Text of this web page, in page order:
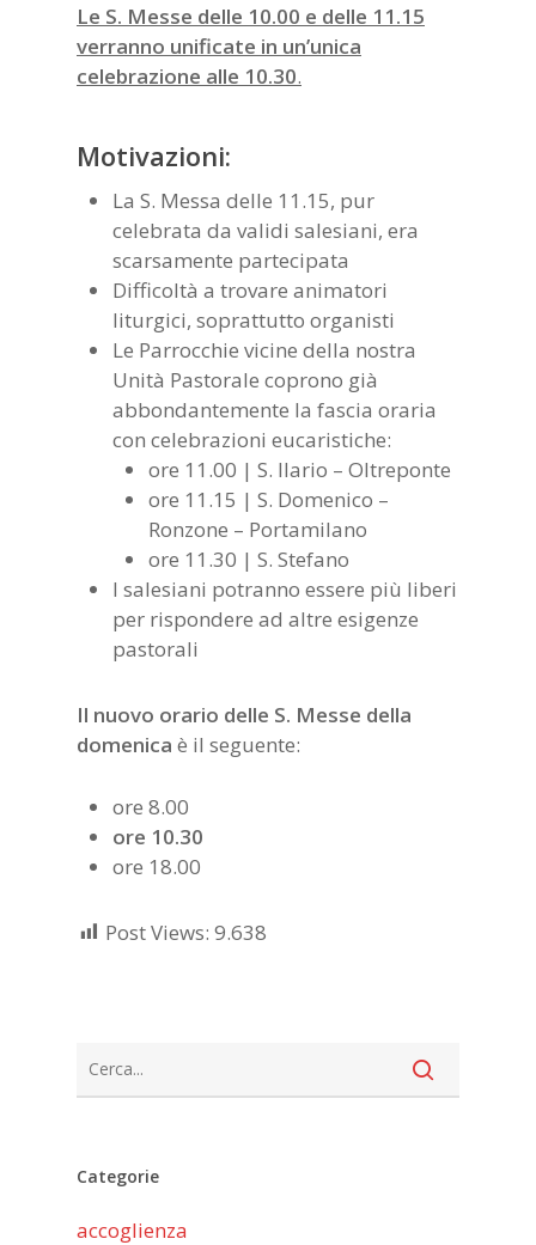
Le S. Messe delle 10.00 e delle 11.15
verranno unificate in un’unica
celebrazione alle 10.30.
Motivazioni:
La S. Messa delle 11.15, pur
celebrata da validi salesiani, era
scarsamente partecipata
Difficoltà a trovare animatori
liturgici, soprattutto organisti
Le Parrocchie vicine della nostra
Unità Pastorale coprono già
abbondantemente la fascia oraria
con celebrazioni eucaristiche:
ore 11.00 | S. Ilario – Oltreponte
ore 11.15 | S. Domenico –
Ronzone – Portamilano
ore 11.30 | S. Stefano
I salesiani potranno essere più liberi
per rispondere ad altre esigenze
pastorali
Il nuovo orario delle S. Messe della
domenica è il seguente:
ore 8.00
ore 10.30
ore 18.00
Post Views: 9.638
Categorie
accoglienza